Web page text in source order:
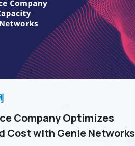
Company Optimizes
Cost with Genie Networks